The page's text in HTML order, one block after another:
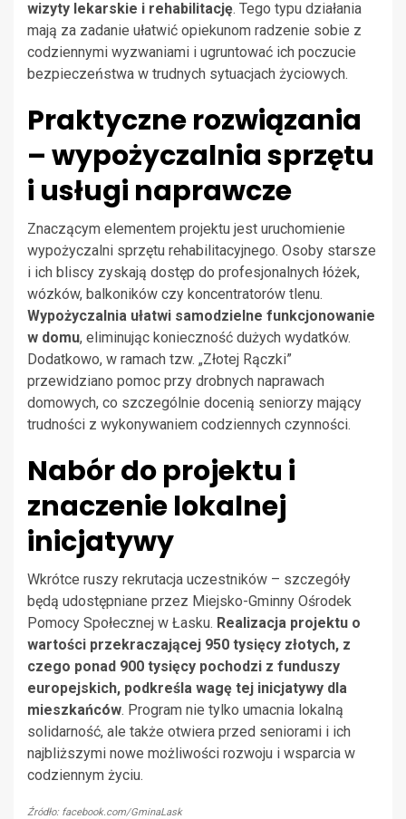
wizyty lekarskie i rehabilitację. Tego typu działania
mają za zadanie ułatwić opiekunom radzenie sobie z
codziennymi wyzwaniami i ugruntować ich poczucie
bezpieczeństwa w trudnych sytuacjach życiowych.
Praktyczne rozwiązania
– wypożyczalnia sprzętu
i usługi naprawcze
Znaczącym elementem projektu jest uruchomienie
wypożyczalni sprzętu rehabilitacyjnego. Osoby starsze
i ich bliscy zyskają dostęp do profesjonalnych łóżek,
wózków, balkoników czy koncentratorów tlenu.
Wypożyczalnia ułatwi samodzielne funkcjonowanie
w domu, eliminując konieczność dużych wydatków.
Dodatkowo, w ramach tzw. „Złotej Rączki”
przewidziano pomoc przy drobnych naprawach
domowych, co szczególnie docenią seniorzy mający
trudności z wykonywaniem codziennych czynności.
Nabór do projektu i
znaczenie lokalnej
inicjatywy
Wkrótce ruszy rekrutacja uczestników – szczegóły
będą udostępniane przez Miejsko-Gminny Ośrodek
Pomocy Społecznej w Łasku. Realizacja projektu o
wartości przekraczającej 950 tysięcy złotych, z
czego ponad 900 tysięcy pochodzi z funduszy
europejskich, podkreśla wagę tej inicjatywy dla
mieszkańców. Program nie tylko umacnia lokalną
solidarność, ale także otwiera przed seniorami i ich
najbliższymi nowe możliwości rozwoju i wsparcia w
codziennym życiu.
Źródło: facebook.com/GminaLask